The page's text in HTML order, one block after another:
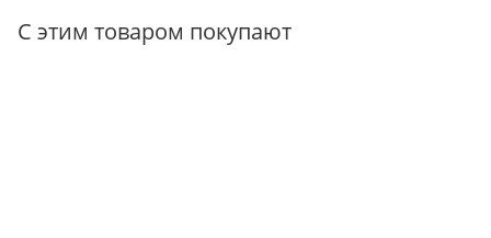
С этим товаром покупают